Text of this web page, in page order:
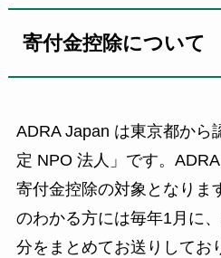
寄付金控除について
ADRA Japan は東京都から
定 NPO 法人」です。
寄付金控除の対象となりま
のわかる方には毎年1月に
分をまとめてお送りしてお